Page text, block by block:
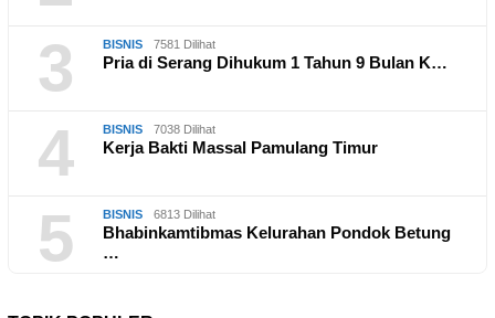
3 BISNIS 7581 Dilihat
Pria di Serang Dihukum 1 Tahun 9 Bulan K…
4 BISNIS 7038 Dilihat
Kerja Bakti Massal Pamulang Timur
5 BISNIS 6813 Dilihat
Bhabinkamtibmas Kelurahan Pondok Betung
…